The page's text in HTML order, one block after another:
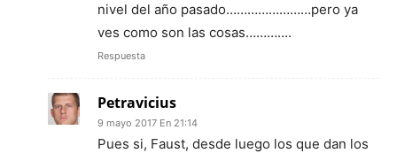
nivel del año pasado……………………pero ya
ves como son las cosas………….
Respuesta
Petravicius
9 mayo 2017 En 21:14
Pues si, Faust, desde luego los que dan los